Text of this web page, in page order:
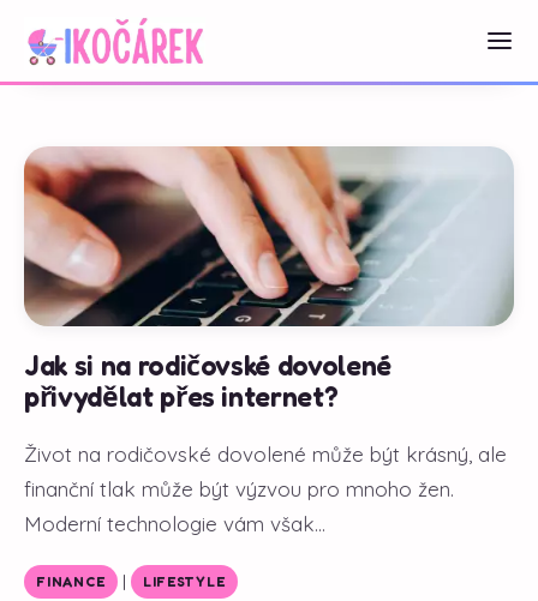
Jak si na rodičovské dovolené
přivydělat přes internet?
Život na rodičovské dovolené může být krásný, ale
finanční tlak může být výzvou pro mnoho žen.
Moderní technologie vám však...
FINANCE | LIFESTYLE